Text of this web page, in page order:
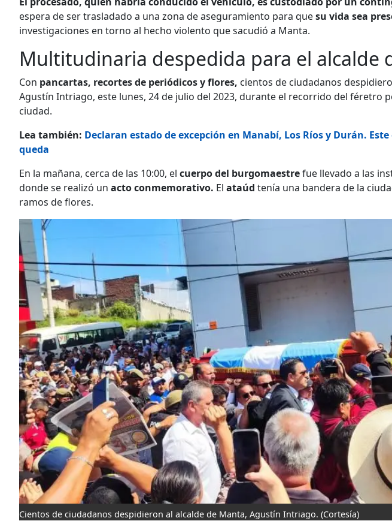
espera de ser trasladado a una zona de aseguramiento para quesu vida sea
investigaciones en torno al hecho violento que sacudió a Manta.
Multitudinaria despedida para el alcalde
Con pancartas, recortes de periódicos y flores, cientos de ciudadanos
Agustín Intriago, este lunes, 24 de julio del 2023, durante el recorrido del féretro
ciudad.
Lea también: Declaran estado de excepción en Manabí, Los Ríos y Durán.
queda
En la mañana, cerca de las 10:00, el cuerpo del burgomaestrefue llevado a las
donde se realizó un acto conmemorativo. El ataúd tenía una bandera de la
ramos de flores.
Cientos de ciudadanos despidieron al alcalde de Manta, Agustín Intriago. (Cortesía)